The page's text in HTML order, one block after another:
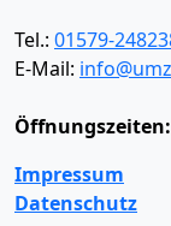
Tel.: 01579-
E-Mail:
Öffnungszeiten:
Impressum
Datenschutz